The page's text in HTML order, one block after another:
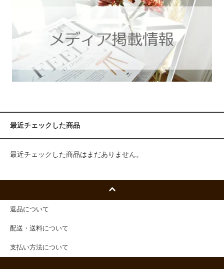
最近チェックした商品
最近チェックした商品はまだありません。
返品について
配送・送料について
支払い方法について